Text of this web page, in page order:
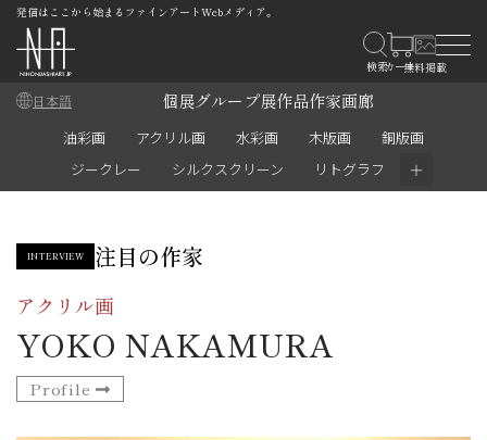
発信はここから始まるファインアートWebメディア。
日本語 個展グループ展作品作家画廊
油彩画 アクリル画 水彩画 木版画
銅版画
ジークレー
シルクスクリーン リトグラフ ＋
INTERVIEW 注目の作家
アクリル画
YOKO NAKAMURA
Profile